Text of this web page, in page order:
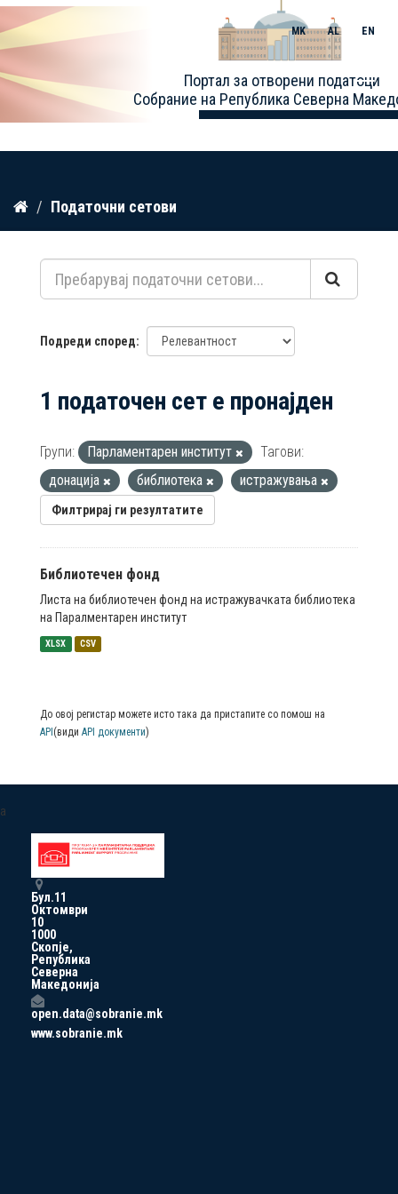
Прескокнете
содржина
Портал за отворени податоци
Собрание на Република Северна
MK AL EN
Toggle
Податочни сетови
Подреди според
1 податочен сет е пронајден
Групи: Парламентарен институт
Тагови:
донација
библиотека истражувања
Филтрирај ги резултатите
Библиотечен фонд
Листа на библиотечен фонд на истражувачката библиотека
на Паралментарен институт
XLSX CSV
До овој регистар можете исто така да пристапите со помош на
API (види API документи)
a
Бул.11
Октомври
10
1000
Скопје,
Република
Северна
Македонија
open.data@sobranie.mk
www.sobranie.mk